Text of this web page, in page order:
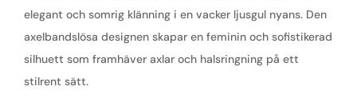
elegant och somrig klänning i en vacker ljusgul nyans. Den
axelbandslösa designen skapar en feminin och sofistikerad
silhuett som framhäver axlar och halsringning på ett
stilrent sätt.